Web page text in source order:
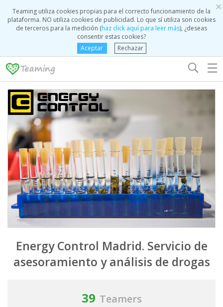
×
Teaming utiliza cookies propias para el correcto funcionamiento de la
plataforma. NO utiliza cookies de publicidad. Lo que sí utiliza son cookies
de terceros para la medición (haz click aquí para leer más), ¿deseas
consentir estas cookies?
Aceptar
Rechazar
☰
Energy Control Madrid. Servicio de
asesoramiento y análisis de drogas
39 Teamers